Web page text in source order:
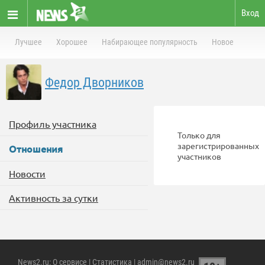
Вход
Лучшее Хорошее Набирающее популярность Новое
Федор Дворников
Профиль участника
Отношения
Новости
Активность за сутки
Только для
зарегистрированных
участников
News2.ru: О сервисе | Статистика | admin@news2.ru